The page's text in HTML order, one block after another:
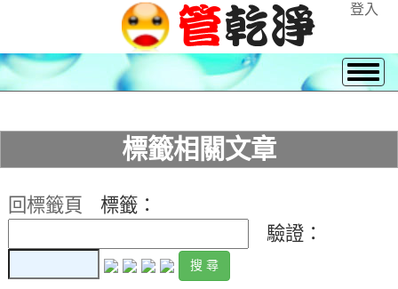
登入
標籤相關文章
回標籤頁
標籤：
驗證：